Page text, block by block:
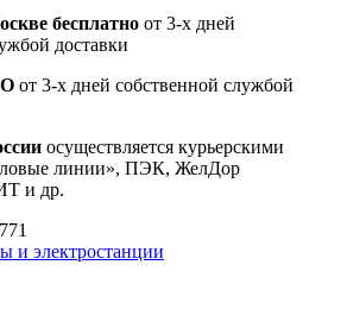
бесплатно от 3-х дней
доставки
от 3-х дней собственной службой
осуществляется курьерскими
линии», ПЭК, ЖелДор
и др.
и электростанции